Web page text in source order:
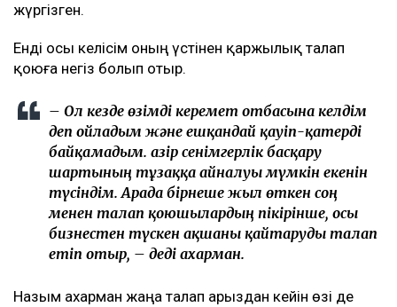
жүргізген.
Енді осы келісім оның үстінен қаржылық талап
қоюға негіз болып отыр.
– Ол кезде өзімді керемет отбасына келдім
деп ойладым және ешқандай қауіп-қатерді
байқамадым. Қазір сенімгерлік басқару
шартының тұзаққа айналуы мүмкін екенін
түсіндім. Арада бірнеше жыл өткен соң
менен талап қоюшылардың пікірінше, осы
бизнестен түскен ақшаны қайтаруды талап
етіп отыр, – деді Қахарман.
Назым Қахарман жаңа талап арыздан кейін өзі де